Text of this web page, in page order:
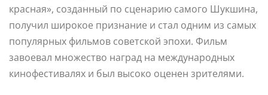
красная», созданный по сценарию самого Шукшина,
получил широкое признание и стал одним из самых
популярных фильмов советской эпохи. Фильм
завоевал множество наград на международных
кинофестивалях и был высоко оценен зрителями.